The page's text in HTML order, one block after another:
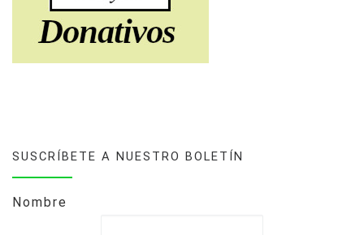
SUSCRÍBETE A NUESTRO BOLETÍN
Nombre